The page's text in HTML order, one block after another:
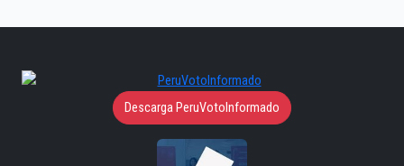
Descarga PeruVotoInformado